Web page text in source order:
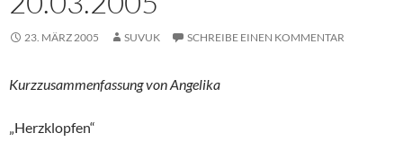
23. MÄRZ 2005 SUVUK SCHREIBE EINEN KOMMENTAR
Kurzzusammenfassung von Angelika
„Herzklopfen“